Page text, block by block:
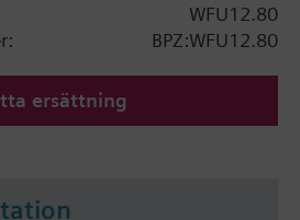
WFU12.80
BPZ:WFU12.80
ersättning